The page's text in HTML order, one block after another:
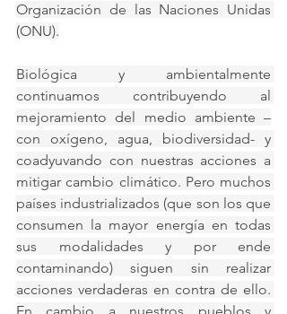
Organización de las Naciones Unidas
(ONU).
Biológica y ambientalmente
continuamos contribuyendo al
mejoramiento del medio ambiente –
con oxígeno, agua, biodiversidad- y
coadyuvando con nuestras acciones a
mitigar cambio climático. Pero muchos
países industrializados (que son los que
consumen la mayor energía en todas
sus modalidades y por ende
contaminando) siguen sin realizar
acciones verdaderas en contra de ello.